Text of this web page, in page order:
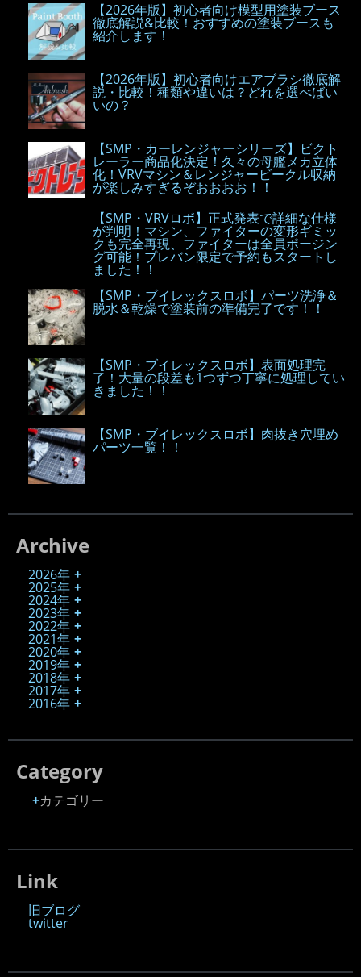
【2026年版】初心者向け模型用塗装ブース
徹底解説&比較！おすすめの塗装ブースも
紹介します！
【2026年版】初心者向けエアブラシ徹底解
説・比較！種類や違いは？どれを選べばい
いの？
【SMP・カーレンジャーシリーズ】ビクト
レーラー商品化決定！久々の母艦メカ立体
化！VRVマシン＆レンジャービークル収納
が楽しみすぎるぞおおおお！！
【SMP・VRVロボ】正式発表で詳細な仕様
が判明！マシン、ファイターの変形ギミッ
クも完全再現、ファイターは全員ポージン
グ可能！プレバン限定で予約もスタートし
ました！！
【SMP・ブイレックスロボ】パーツ洗浄＆
脱水＆乾燥で塗装前の準備完了です！！
【SMP・ブイレックスロボ】表面処理完
了！大量の段差も1つずつ丁寧に処理してい
きました！！
【SMP・ブイレックスロボ】肉抜き穴埋め
パーツ一覧！！
Archive
2026年
2025年
2024年
2023年
2022年
2021年
2020年
2019年
2018年
2017年
2016年
Category
カテゴリー
Link
旧ブログ
twitter